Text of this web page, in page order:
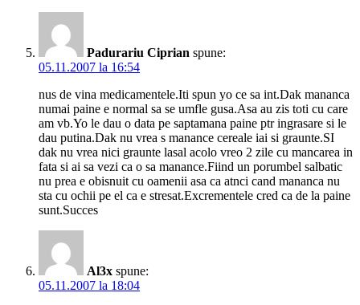
Padurariu Ciprian spune:
05.11.2007 la 16:54
nus de vina medicamentele.Iti spun yo ce sa int.Dak mananca
numai paine e normal sa se umfle gusa.Asa au zis toti cu care
am vb.Yo le dau o data pe saptamana paine ptr ingrasare si le
dau putina.Dak nu vrea s manance cereale iai si graunte.SI
dak nu vrea nici graunte lasal acolo vreo 2 zile cu mancarea in
fata si ai sa vezi ca o sa manance.Fiind un porumbel salbatic
nu prea e obisnuit cu oamenii asa ca atnci cand mananca nu
sta cu ochii pe el ca e stresat.Excrementele cred ca de la paine
sunt.Succes
Al3x spune:
05.11.2007 la 18:04